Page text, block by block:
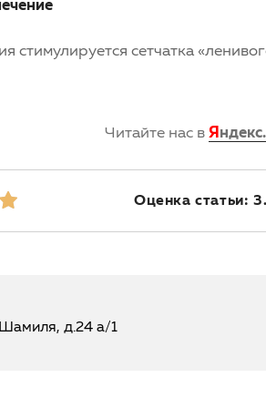
стимулируется сетчатка
Читайте нас в Я
Оценка статьи:
д.24 а/1